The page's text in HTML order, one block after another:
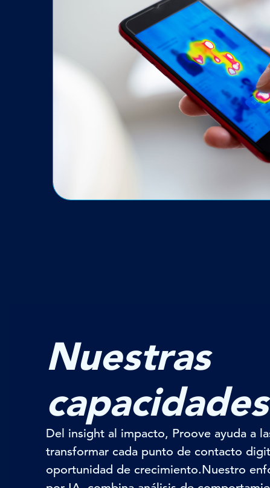
Nuestras
capacidades
Del insight al impacto, Proove ayuda a
transformar cada punto de contacto
oportunidad de crecimiento.Nuestro